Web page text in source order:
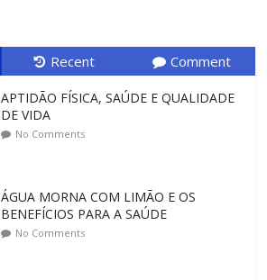
Recent Comment
APTIDÃO FÍSICA, SAÚDE E QUALIDADE
DE VIDA
No Comments
ÁGUA MORNA COM LIMÃO E OS
BENEFÍCIOS PARA A SAÚDE
No Comments